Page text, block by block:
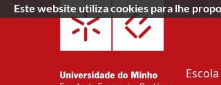
Escola
Este website utiliza cookies para lhe